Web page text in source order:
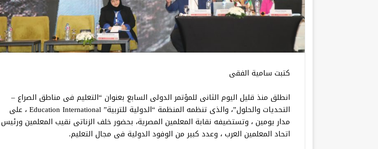
كتبت سامية الفقى
انطلق منذ قليل اليوم الثانى للمؤتمر الدولى السابع بعنوان “التعليم فى مناطق الصراع –
التحديات والحلول”، والذى تنظمه المنظمة “الدولية للتربية” Education International ، على
مدار يومين ، وتستضيفه نقابة المعلمين المصرية، بحضور خلف الزناتى نقيب المعلمين ورئيس
اتحاد المعلمين العرب ، وعدد كبير من الوفود الدولية فى مجال التعليم.